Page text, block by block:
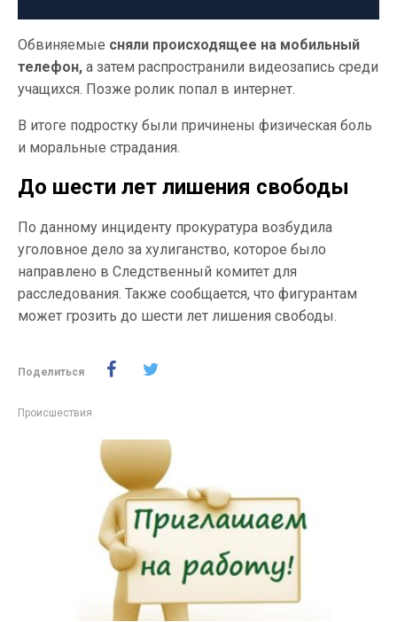
Обвиняемые сняли происходящее на мобильный
телефон, а затем распространили видеозапись среди
учащихся. Позже ролик попал в интернет.
В итоге подростку были причинены физическая боль
и моральные страдания.
До шести лет лишения свободы
По данному инциденту прокуратура возбудила
уголовное дело за хулиганство, которое было
направлено в Следственный комитет для
расследования. Также сообщается, что фигурантам
может грозить до шести лет лишения свободы.
Поделиться
Происшествия